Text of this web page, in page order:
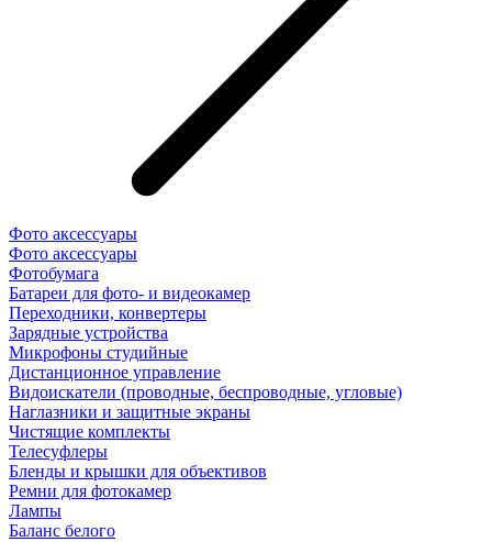
Фото аксессуары
Фото аксессуары
Фотобумага
Батареи для фото- и видеокамер
Переходники, конвертеры
Зарядные устройства
Микрофоны студийные
Дистанционное управление
Видоискатели (проводные, беспроводные, угловые)
Наглазники и защитные экраны
Чистящие комплекты
Телесуфлеры
Бленды и крышки для объективов
Ремни для фотокамер
Лампы
Баланс белого